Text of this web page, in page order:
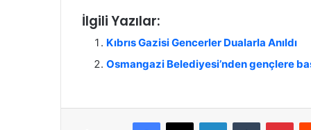
İlgili Yazılar:
Kıbrıs Gazisi Gencerler Dualarla Anıldı
Osmangazi Belediyesi’nden gençlere